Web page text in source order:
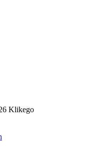
Klikego